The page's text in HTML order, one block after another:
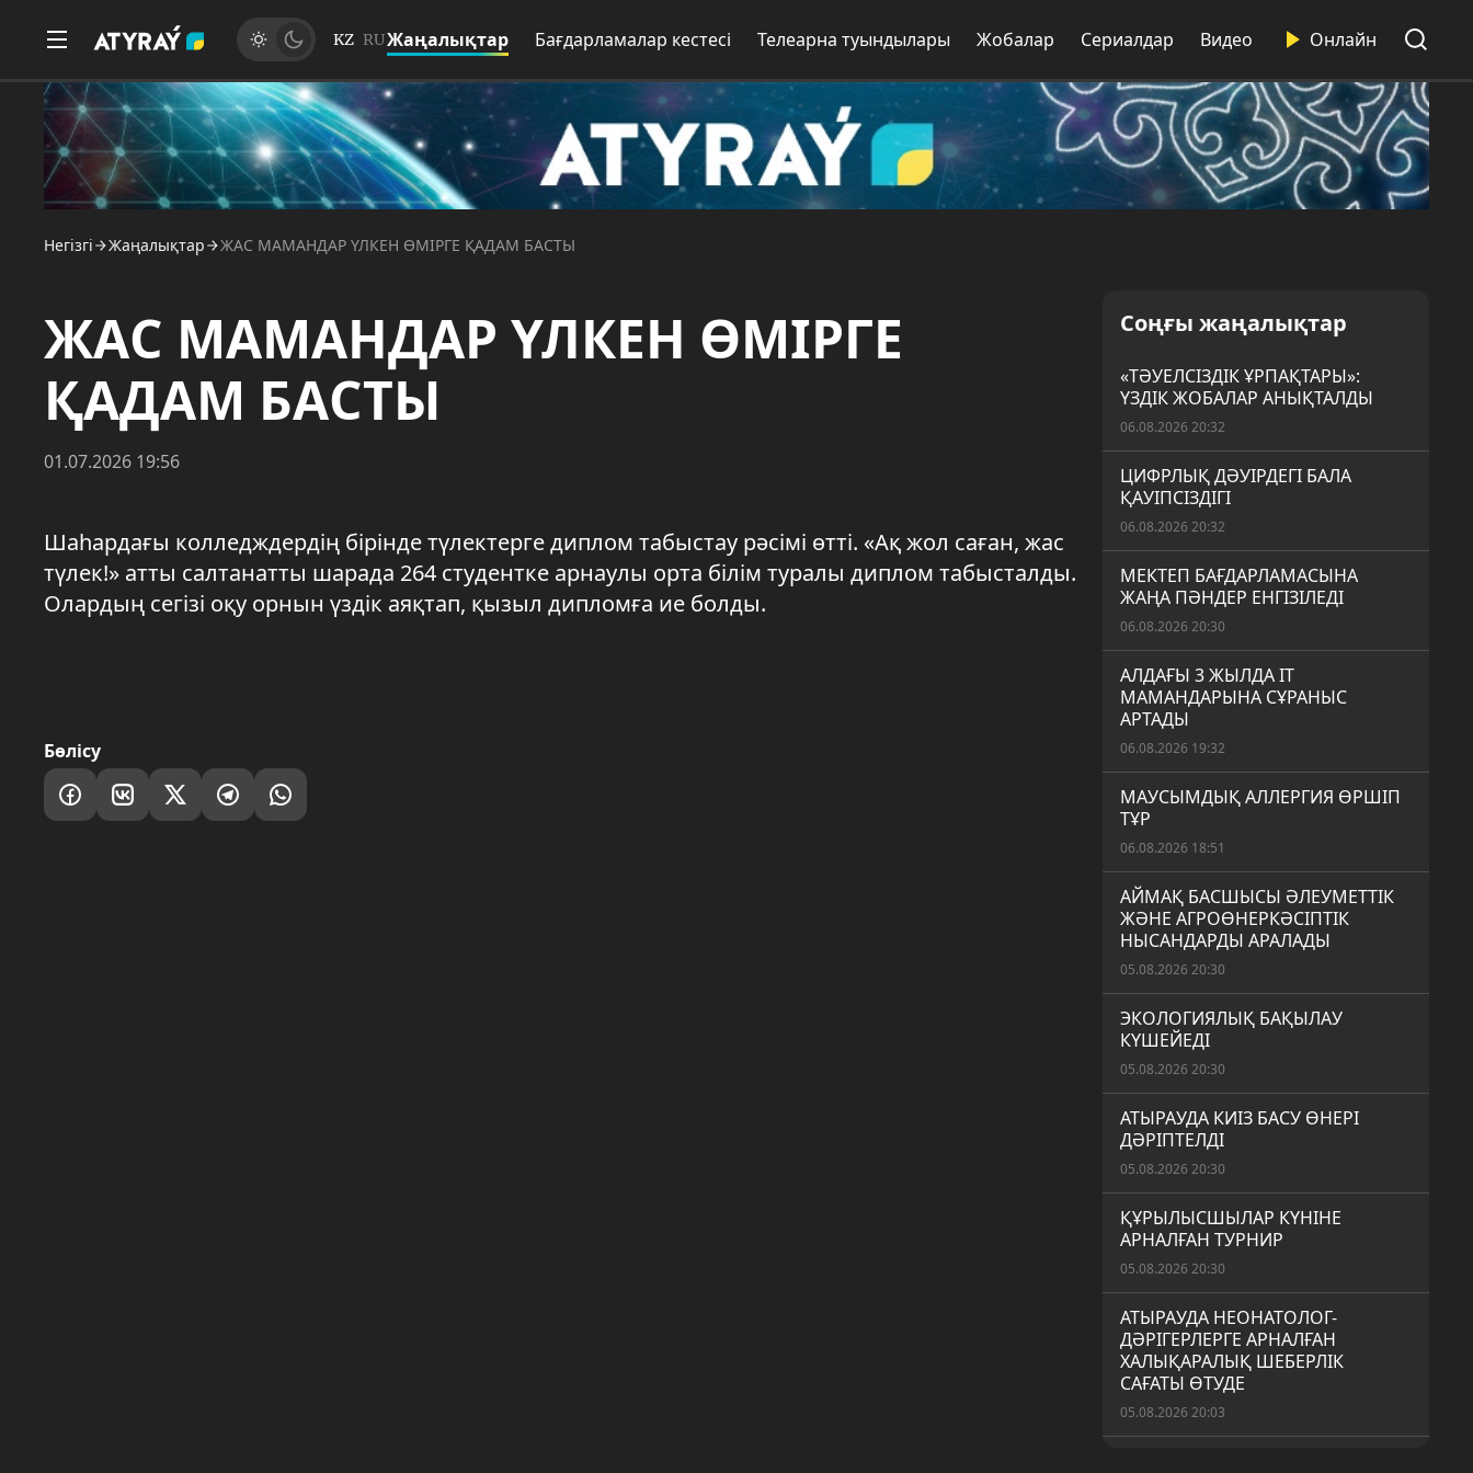
KZ RUЖаңалықтар Бағдарламалар кестесі Телеарна туындылары Жобалар Сериалдар Видео Онлайн
Негізгі Жаңалықтар ЖАС МАМАНДАР ҮЛКЕН ӨМІРГЕ ҚАДАМ БАСТЫ
ЖАС МАМАНДАР ҮЛКЕН ӨМІРГЕ
ҚАДАМ БАСТЫ
01.07.2026 19:56
Шаһардағы колледждердің бірінде түлектерге диплом табыстау рәсімі өтті. «Ақ жол саған, жас
түлек!» атты салтанатты шарада 264 студентке арнаулы орта білім туралы диплом табысталды.
Олардың сегізі оқу орнын үздік аяқтап, қызыл дипломға ие болды.
Бөлісу
Соңғы жаңалықтар
«ТӘУЕЛСІЗДІК ҰРПАҚТАРЫ»:
ҮЗДІК ЖОБАЛАР АНЫҚТАЛДЫ
06.08.2026 20:32
ЦИФРЛЫҚ ДӘУІРДЕГІ БАЛА
ҚАУІПСІЗДІГІ
06.08.2026 20:32
МЕКТЕП БАҒДАРЛАМАСЫНА
ЖАҢА ПӘНДЕР ЕНГІЗІЛЕДІ
06.08.2026 20:30
АЛДАҒЫ 3 ЖЫЛДА IT
МАМАНДАРЫНА СҰРАНЫС
АРТАДЫ
06.08.2026 19:32
МАУСЫМДЫҚ АЛЛЕРГИЯ ӨРШІП
ТҰР
06.08.2026 18:51
АЙМАҚ БАСШЫСЫ ӘЛЕУМЕТТІК
ЖӘНЕ АГРОӨНЕРКӘСІПТІК
НЫСАНДАРДЫ АРАЛАДЫ
05.08.2026 20:30
ЭКОЛОГИЯЛЫҚ БАҚЫЛАУ
КҮШЕЙЕДІ
05.08.2026 20:30
АТЫРАУДА КИІЗ БАСУ ӨНЕРІ
ДӘРІПТЕЛДІ
05.08.2026 20:30
ҚҰРЫЛЫСШЫЛАР КҮНІНЕ
АРНАЛҒАН ТУРНИР
05.08.2026 20:30
АТЫРАУДА НЕОНАТОЛОГ-
ДӘРІГЕРЛЕРГЕ АРНАЛҒАН
ХАЛЫҚАРАЛЫҚ ШЕБЕРЛІК
САҒАТЫ ӨТУДЕ
05.08.2026 20:03